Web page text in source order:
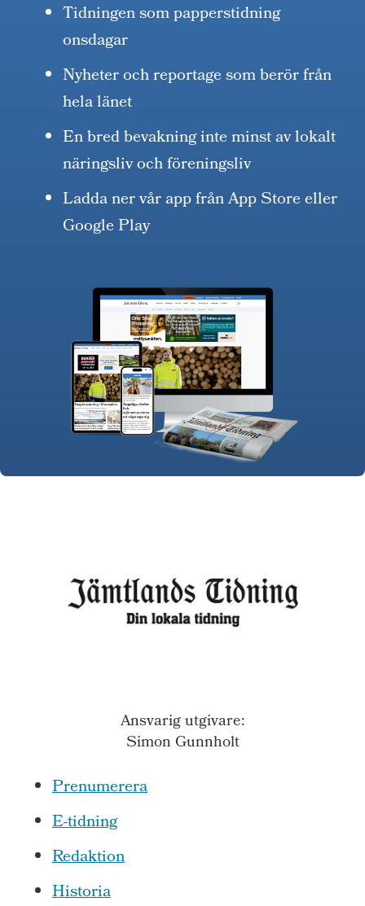
Tidningen som papperstidning
onsdagar
Nyheter och reportage som berör från
hela länet
En bred bevakning inte minst av lokalt
näringsliv och föreningsliv
Ladda ner vår app från App Store eller
Google Play
Ansvarig utgivare:
Simon Gunnholt
Prenumerera
E-tidning
Redaktion
Historia